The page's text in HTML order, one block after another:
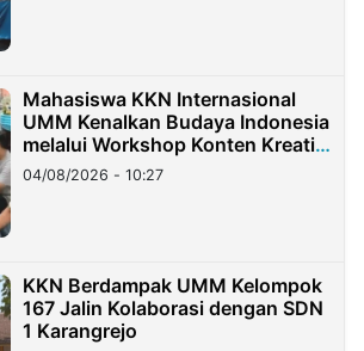
Mahasiswa KKN Internasional
UMM Kenalkan Budaya Indonesia
melalui Workshop Konten Kreatif
di Taiwan
04/08/2026 - 10:27
KKN Berdampak UMM Kelompok
167 Jalin Kolaborasi dengan SDN
1 Karangrejo